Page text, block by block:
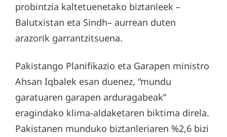
probintzia kaltetuenetako biztanleek –
Balutxistan eta Sindh– aurrean duten
arazorik garrantzitsuena.
Pakistango Planifikazio eta Garapen ministro
Ahsan Iqbalek esan duenez, “mundu
garatuaren garapen arduragabeak”
eragindako klima-aldaketaren biktima direla.
Pakistanen munduko biztanleriaren %2,6 bizi